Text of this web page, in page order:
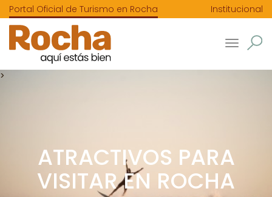
Portal Oficial de Turismo en Rocha Institucional
Toggle
>
ATRACTIVOS PARA
VISITAR EN ROCHA